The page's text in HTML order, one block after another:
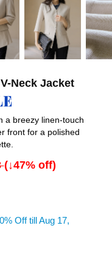
Neck Jacket
a breezy linen-touch
front for a polished
(↓47% off)
Off till Aug 17,